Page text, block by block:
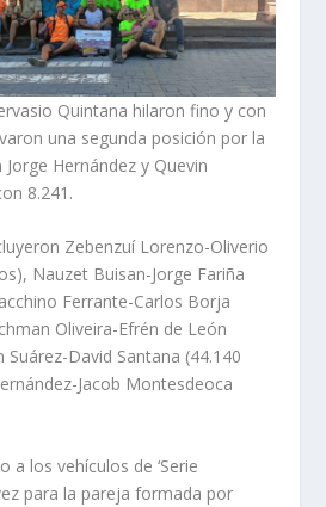
Quintana hilaron fino y con
una segunda posición por la
Hernández y Quevin
8.241.
Zebenzuí Lorenzo-Oliverio
Nauzet Buisan-Jorge Fariña
Ferrante-Carlos Borja
Oliveira-Efrén de León
Suárez-David Santana (44.140
Jacob Montesdeoca
a los vehículos de ‘Serie
para la pareja formada por